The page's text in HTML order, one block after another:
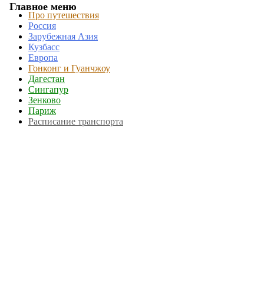
Главное меню
Про путешествия
Россия
Зарубежная Азия
Кузбасс
Европа
Гонконг и Гуанчжоу
Дагестан
Сингапур
Зенково
Париж
Расписание транспорта